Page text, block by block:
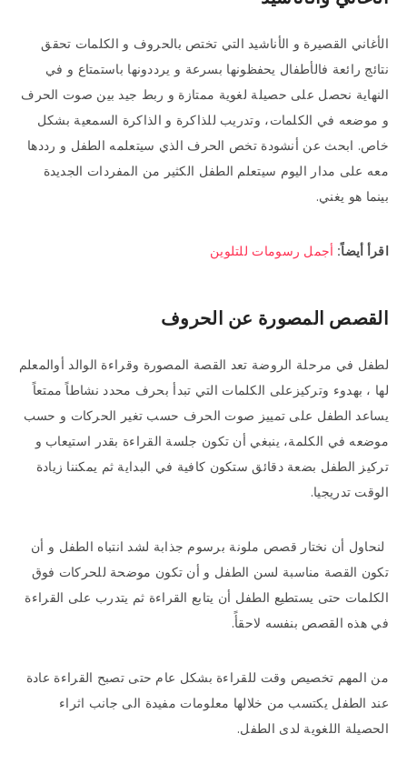
الأغاني القصيرة و الأناشيد التي تختص بالحروف و الكلمات تحقق
نتائج رائعة فالأطفال يحفظونها بسرعة و يرددونها باستمتاع و في
النهاية نحصل على حصيلة لغوية ممتازة و ربط جيد بين صوت الحرف
و موضعه في الكلمات، وتدريب للذاكرة و الذاكرة السمعية بشكل
خاص. ابحث عن أنشودة تخص الحرف الذي سيتعلمه الطفل و رددها
معه على مدار اليوم سيتعلم الطفل الكثير من المفردات الجديدة
بينما هو يغني.
اقرأ أيضاً: أجمل رسومات للتلوين
القصص المصورة عن الحروف
لطفل في مرحلة الروضة تعد القصة المصورة وقراءة الوالد أوالمعلم
لها ، بهدوء وتركيزعلى الكلمات التي تبدأ بحرف محدد نشاطاً ممتعاً
يساعد الطفل على تمييز صوت الحرف حسب تغير الحركات و حسب
موضعه في الكلمة، ينبغي أن تكون جلسة القراءة بقدر استيعاب و
تركيز الطفل بضعة دقائق ستكون كافية في البداية ثم يمكننا زيادة
الوقت تدريجيا.
لنحاول أن نختار قصص ملونة برسوم جذابة لشد انتباه الطفل و أن
تكون القصة مناسبة لسن الطفل و أن تكون موضحة للحركات فوق
الكلمات حتى يستطيع الطفل أن يتابع القراءة ثم يتدرب على القراءة
في هذه القصص بنفسه لاحقأً.
من المهم تخصيص وقت للقراءة بشكل عام حتى تصبح القراءة عادة
عند الطفل يكتسب من خلالها معلومات مفيدة الى جانب اثراء
الحصيلة اللغوية لدى الطفل.